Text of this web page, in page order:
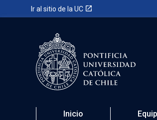
Ir al sitio de la UC launch
Inicio